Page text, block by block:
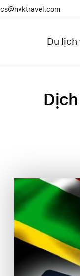
cs@nvktravel.com
Du lịch